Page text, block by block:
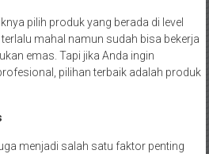
pilih produk yang berada di level
mahal namun sudah bisa bekerja
emas. Tapi jika Anda ingin
pilihan terbaik adalah produk
menjadi salah satu faktor penting